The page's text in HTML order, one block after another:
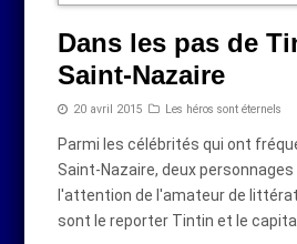
Dans les pas de
Saint-Nazaire
20 avril 2015 Les héros sont éternels
Parmi les célébrités qui ont
Saint-Nazaire, deux
l'attention de l'amateur de
sont le reporter Tintin et le